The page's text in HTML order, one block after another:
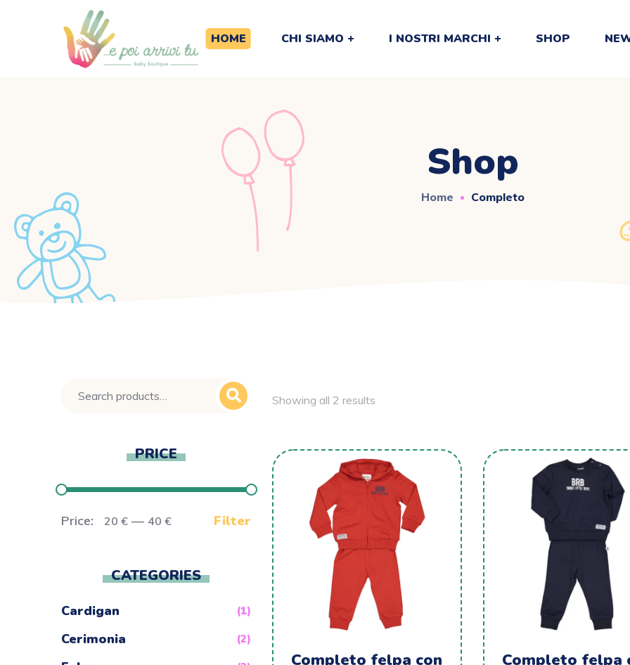
HOME CHI SIAMO I NOSTRI MARCHI SHOP
Shop
Home Completo
Showing all 2 results
Completo felpa con Completo felpa
PRICE
Filter
Price: 20 € — 40 €
CATEGORIES
Cardigan (1)
Cerimonia (2)